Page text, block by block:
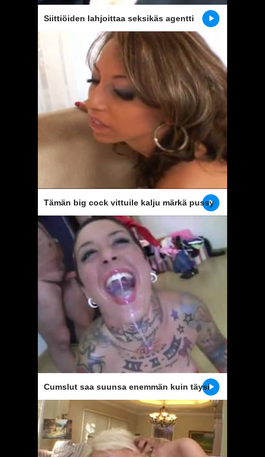
Siittiöiden lahjoittaa seksikäs agentti
Tämän big cock vittuile kalju märkä pussy
tämä laiha tyttö kovaa ja syvälle
Cumslut saa suunsa enemmän kuin täysi